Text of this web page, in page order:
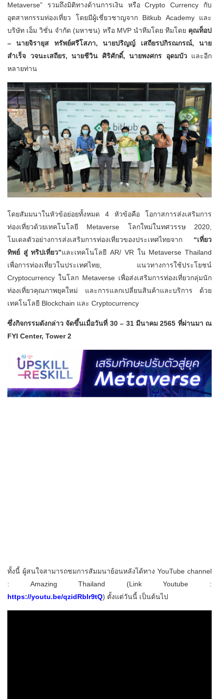
Metaverse” รวมถึงมิติทางด้านการเงิน หรือ Crypto Currency กับ
อุตสาหกรรมท่องเที่ยว โดยมีผู้เชี่ยวชาญจาก Bitkub Academy และ
บริษัท เอ็ม วิชั่น จำกัด (มหาชน) หรือ MVP นำทีมโดย ทีมโดย คุณท็อป
– นายจิรายุส ทรัพย์ศรีโสภา, นายปริญญ์ เสถียรปกิรณกรณ์, นาย
สำเร็จ วจนะเสถียร, นายชีวิน ศิริศักดิ์, นายพงศกร อุดมบัวและอีก
หลายท่าน
โดยสัมมนาในหัวข้อย่อยทั้งหมด 4 หัวข้อคือ โอกาสการส่งเสริมการ
ท่องเที่ยวด้วยเทคโนโลยี Metaverse โลกใหม่ในทศวรรษ 2020,
โมเดลตัวอย่างการส่งเสริมการท่องเที่ยวของประเทศไทยจาก “เที่ยว
ทิพย์ สู่ ทริปเที่ยว”และเทคโนโลยี AR/ VR ใน Metaverse Thailand
เพื่อการท่องเที่ยวในประเทศไทย, แนวทางการใช้ประโยชน์
Cryptocurrency ในโลก Metaverse เพื่อส่งเสริมการท่องเที่ยวกลุ่มนัก
ท่องเที่ยวคุณภาพยุคใหม่ และการแลกเปลี่ยนสินค้าและบริการ ด้วย
เทคโนโลยี Blockchain และ Cryptocurrency
ซึ่งกิจกรรมดังกล่าว จัดขึ้นเมื่อวันที่ 30 – 31 มีนาคม 2565 ที่ผ่านมา ณ
FYI Center, Tower 2
ทั้งนี้ ผู้สนใจสามารถชมการสัมมนาย้อนหลังได้ทาง YouTube channel
: Amazing Thailand (Link Youtube :
https://youtu.be/qzidRbIr9tQ) ตั้งแต่วันนี้ เป็นต้นไป